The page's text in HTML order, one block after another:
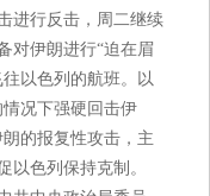
进行反击，周二继续
对伊朗进行“迫在眉
以色列的航班。以
况下强硬回击伊
的报复性攻击，主
以色列保持克制。